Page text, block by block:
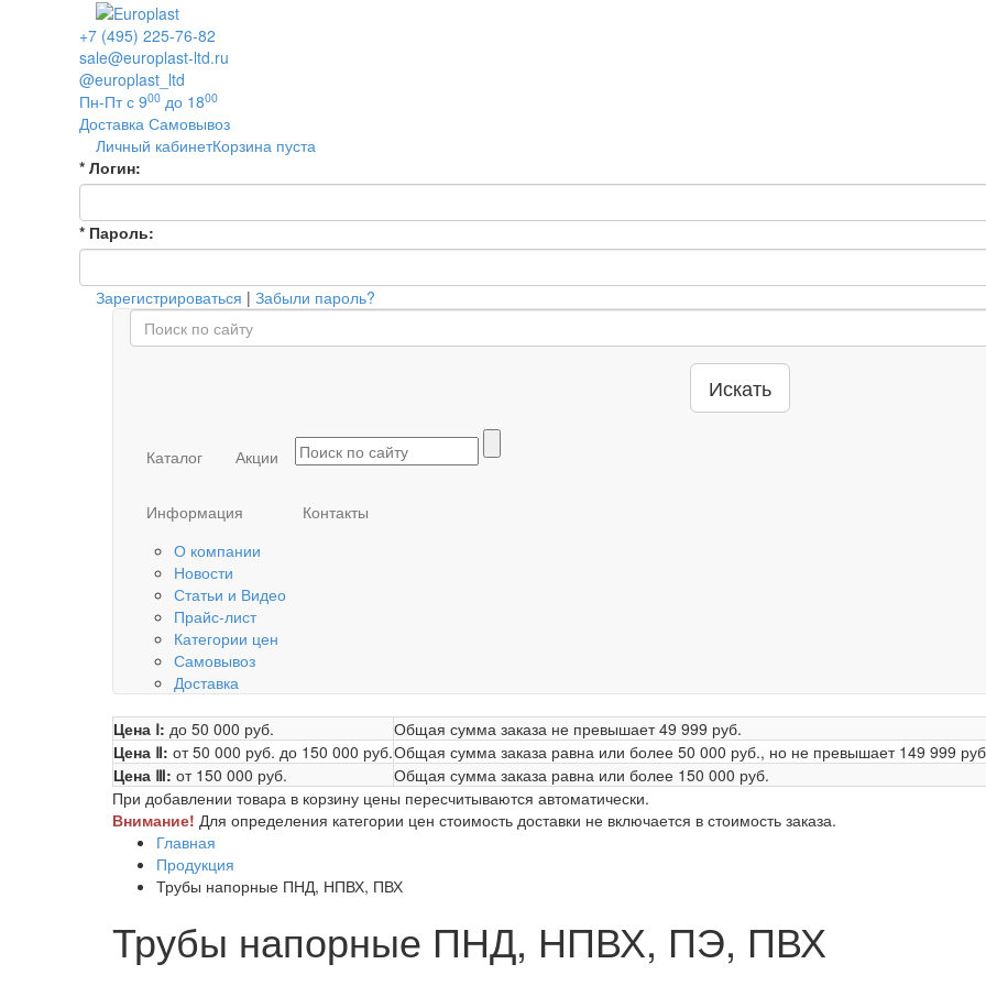
+7 (495) 225-76-82
sale@europlast-ltd.ru
@europlast_ltd
Пн-Пт с 900 до 1800
Доставка Самовывоз
Личный кабинетКорзина пуста
* Логин:
* Пароль:
Зарегистрироваться | Забыли пароль?
Искать
Каталог Акции
Информация
О компании
Новости
Статьи и Видео
Прайс-лист
Категории цен
Самовывоз
Доставка
Контакты
Цена Ⅰ: до 50 000 руб. Общая сумма заказа не превышает49 999 руб.
Цена Ⅱ: от 50 000 руб. до 150 000 руб.Общая сумма заказа равна или более 50 000 руб., но не превышает 149 999
Цена Ⅲ: от 150 000 руб. Общая сумма заказа равна или более 150 000 руб.
При добавлении товара в корзину цены пересчитываются автоматически.
Внимание! Для определения категории цен стоимость доставки не включается в стоимость заказа.
Главная
Продукция
Трубы напорные ПНД, НПВХ, ПВХ
Трубы напорные ПНД, НПВХ, ПЭ, ПВХ